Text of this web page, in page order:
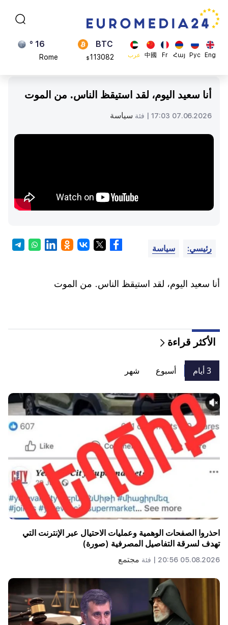
Eng
Рус
Հայ
Fr
中國 عرب
BTC
113082
ADA
0.868816
23 °
Madrid
أنا سعيد اليوم، لقد استيقظ الناس. من الموت
07.06.2026 17:03 | فئة سياسة
رئيسي: سياسة
أنا سعيد اليوم، لقد استيقظ الناس. من الموت
الأكثر قراءة
3 أيام أسبوع شهر
احذروا الصفحات الوهمية وعمليات الاحتيال عبر الإنترنت التي
تهدف لسرقة التفاصيل المصرفية (صورة)
05.08.2026 20:56 | فئة مجتمع